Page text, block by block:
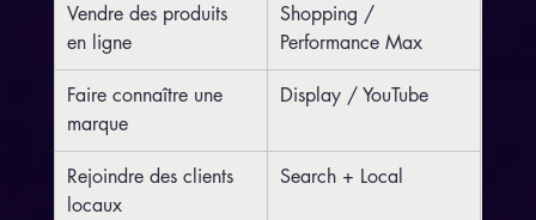
Vendre des produits
en ligne
Shopping /
Performance Max
Faire connaître une
marque
Display / YouTube
Rejoindre des clients
locaux
Search + Local